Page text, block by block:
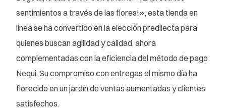
sentimientos a través de las flores!», esta tienda en
línea se ha convertido en la elección predilecta para
quienes buscan agilidad y calidad, ahora
complementadas con la eficiencia del método de pago
Nequi. Su compromiso con entregas el mismo día ha
florecido en un jardín de ventas aumentadas y clientes
satisfechos.